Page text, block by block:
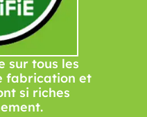
sur tous les
fabrication et
si riches